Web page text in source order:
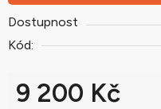
Dostupnost
Kód:
9 200 Kč